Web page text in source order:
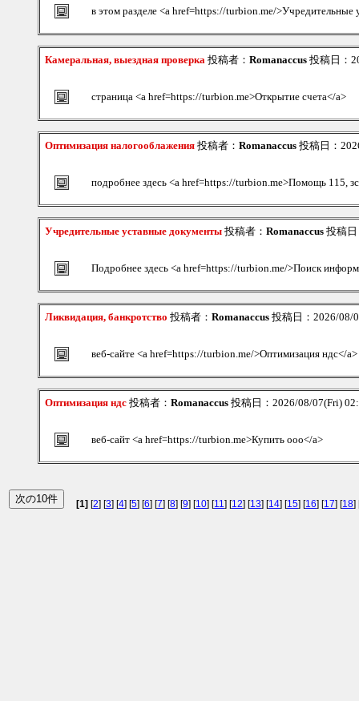
в этом разделе <a href=https://turbion.me/>Учредительные
Камеральная, выездная проверка 投稿者： Romanaccus 投稿日：
страница <a href=https://turbion.me>Открытие счета</a>
Оптимизация налогооблажения 投稿者： Romanaccus 投稿日：
подробнее здесь <a href=https://turbion.me>Помощь 115,
Учредительные уставные документы 投稿者： Romanaccus 投稿
Подробнее здесь <a href=https://turbion.me/>Поиск
Ликвидация, банкротство 投稿者： Romanaccus 投稿日：2026/08/
веб-сайте <a href=https://turbion.me/>Оптимизация ндс</a>
Оптимизация ндс 投稿者： Romanaccus 投稿日：2026/08/07(Fri)
веб-сайт <a href=https://turbion.me>Купить ооо</a>
[1] [2] [3] [4] [5] [6] [7] [8] [9] [10] [11] [12] [13] [14] [15] [16] [17] [18]